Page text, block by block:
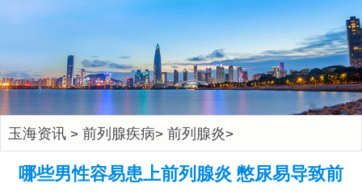
玉海资讯> 前列腺疾病> 前列腺炎>
哪些男性容易患上前列腺炎 憋尿易导致前